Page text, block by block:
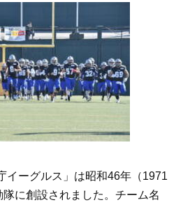
イーグルス」は昭和46年（1971
に創設されました。チーム名